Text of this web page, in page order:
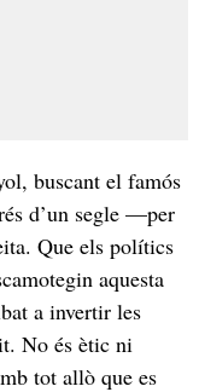
buscant el famós
d’un segle —per
Que els polítics
aquesta
a invertir les
No és ètic ni
tot allò que es